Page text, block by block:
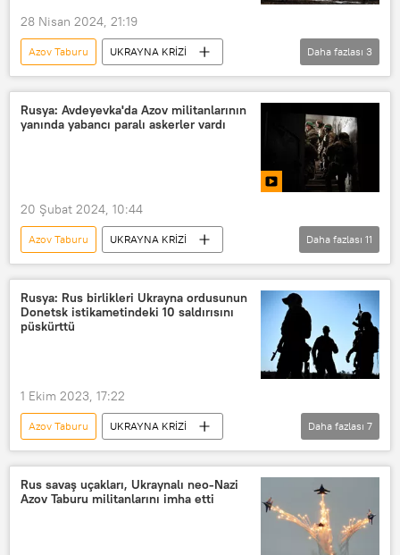
28 Nisan 2024, 21:19
Azov Taburu
UKRAYNA KRİZİ
Rus ordusu
Nikolayev
Sergey Lebedev
Daha fazlası 3
Rusya: Avdeyevka'da Azov militanlarının
yanında yabancı paralı askerler vardı
20 Şubat 2024, 10:44
Azov Taburu
UKRAYNA KRİZİ
Ukrayna
Ukrayna ordusu
Paralı asker
Yabancı asker
Kanada
Gürcistan
ABD
Daha fazlası 11
Rusya: Rus birlikleri Ukrayna ordusunun
Donetsk istikametindeki 10 saldırısını
püskürttü
1 Ekim 2023, 17:22
Azov Taburu
UKRAYNA KRİZİ
Rusya
Ukrayna krizi
Ukrayna
Igor Konaşenkov
İgor Konaşenkov
Donetsk
Ukrayna Silahlı Kuvvetleri
Daha fazlası 7
Rus savaş uçakları, Ukraynalı neo-Nazi
Azov Taburu militanlarını imha etti